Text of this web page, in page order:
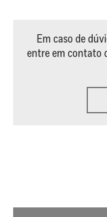
Em caso de
entre em contato